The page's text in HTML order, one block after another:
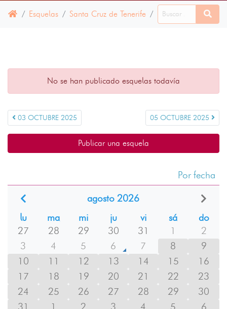
Esquelas Santa Cruz de Tenerife Hermigua 04
No se han publicado esquelas todavía
03 OCTUBRE 2025 05 OCTUBRE 2025
Publicar una esquela
Por fecha
agosto 2026
lu
ma mi ju vi sá
do
27
28 29 30 31 1
2
3
4 5 6 7 8
9
10
11 12 13 14 15
16
17
18 19 20 21 22
23
24
25 26 27 28 29
30